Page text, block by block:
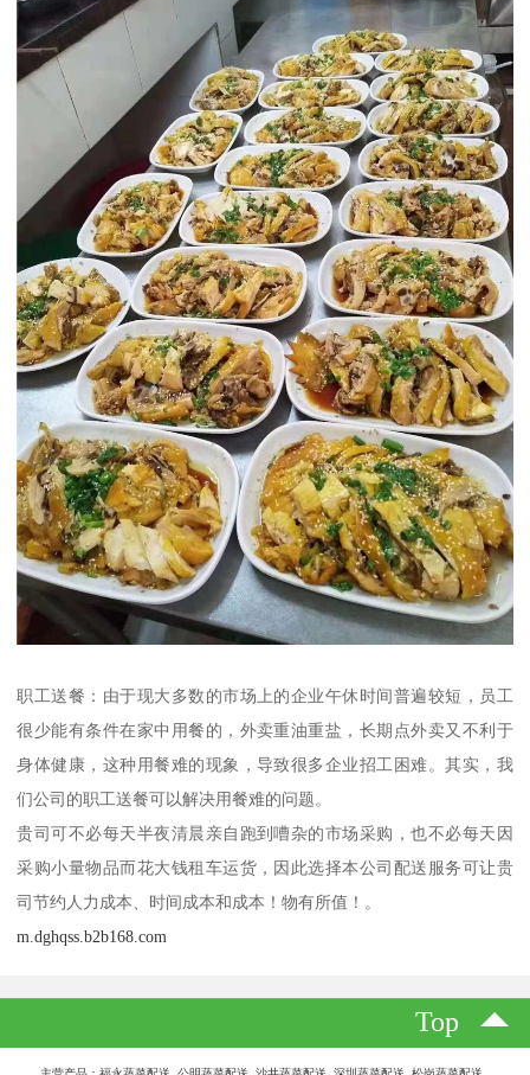
职工送餐：由于现大多数的市场上的企业午休时间普遍较短，员工
很少能有条件在家中用餐的，外卖重油重盐，长期点外卖又不利于
身体健康，这种用餐难的现象，导致很多企业招工困难。其实，我
们公司的职工送餐可以解决用餐难的问题。
贵司可不必每天半夜清晨亲自跑到嘈杂的市场采购，也不必每天因
采购小量物品而花大钱租车运货，因此选择本公司配送服务可让贵
司节约人力成本、时间成本和成本！物有所值！。
m.dghqss.b2b168.com
Top